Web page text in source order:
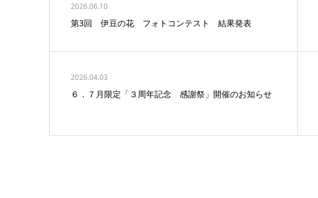
2026.06.10
第3回 伊豆の花 フォトコンテスト 結果発表
2026.04.03
６．７月限定「３周年記念 感謝祭」開催のお知らせ